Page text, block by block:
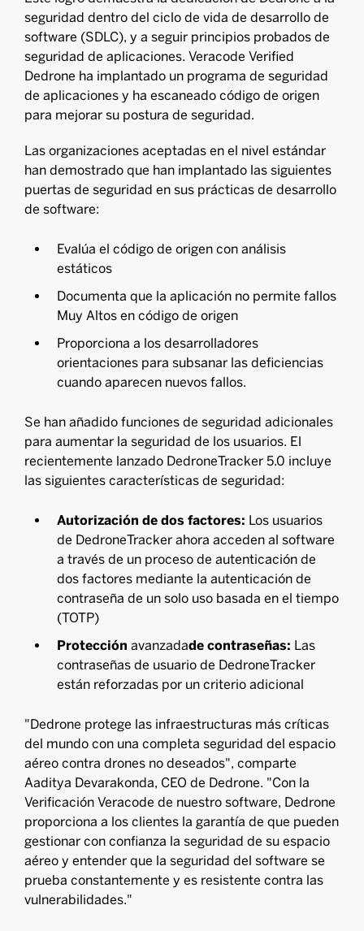
seguridad dentro del ciclo de vida de desarrollo de
software (SDLC), y a seguir principios probados de
seguridad de aplicaciones. Veracode Verified
Dedrone ha implantado un programa de seguridad
de aplicaciones y ha escaneado código de origen
para mejorar su postura de seguridad.
Las organizaciones aceptadas en el nivel estándar
han demostrado que han implantado las siguientes
puertas de seguridad en sus prácticas de desarrollo
de software:
Evalúa el código de origen con análisis
estáticos
Documenta que la aplicación no permite fallos
Muy Altos en código de origen
Proporciona a los desarrolladores
orientaciones para subsanar las deficiencias
cuando aparecen nuevos fallos.
Se han añadido funciones de seguridad adicionales
para aumentar la seguridad de los usuarios. El
recientemente lanzado DedroneTracker 5.0 incluye
las siguientes características de seguridad:
Autorización de dos factores: Los usuarios
de DedroneTracker ahora acceden al software
a través de un proceso de autenticación de
dos factores mediante la autenticación de
contraseña de un solo uso basada en el tiempo
(TOTP)
‍Protección avanzadade contraseñas: Las
contraseñas de usuario de DedroneTracker
están reforzadas por un criterio adicional
"Dedrone protege las infraestructuras más críticas
del mundo con una completa seguridad del espacio
aéreo contra drones no deseados", comparte
Aaditya Devarakonda, CEO de Dedrone. "Con la
Verificación Veracode de nuestro software, Dedrone
proporciona a los clientes la garantía de que pueden
gestionar con confianza la seguridad de su espacio
aéreo y entender que la seguridad del software se
prueba constantemente y es resistente contra las
vulnerabilidades."